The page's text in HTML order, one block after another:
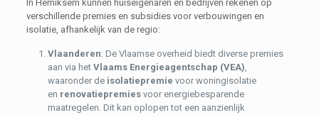
In Hemiksem kunnen huiseigenaren en bedrijven rekenen op
verschillende premies en subsidies voor verbouwingen en
isolatie, afhankelijk van de regio:
Vlaanderen: De Vlaamse overheid biedt diverse premies
aan via het Vlaams Energieagentschap (VEA),
waaronder de isolatiepremie voor woningisolatie
en renovatiepremiesvoor energiebesparende
maatregelen. Dit kan oplopen tot een aanzienlijk